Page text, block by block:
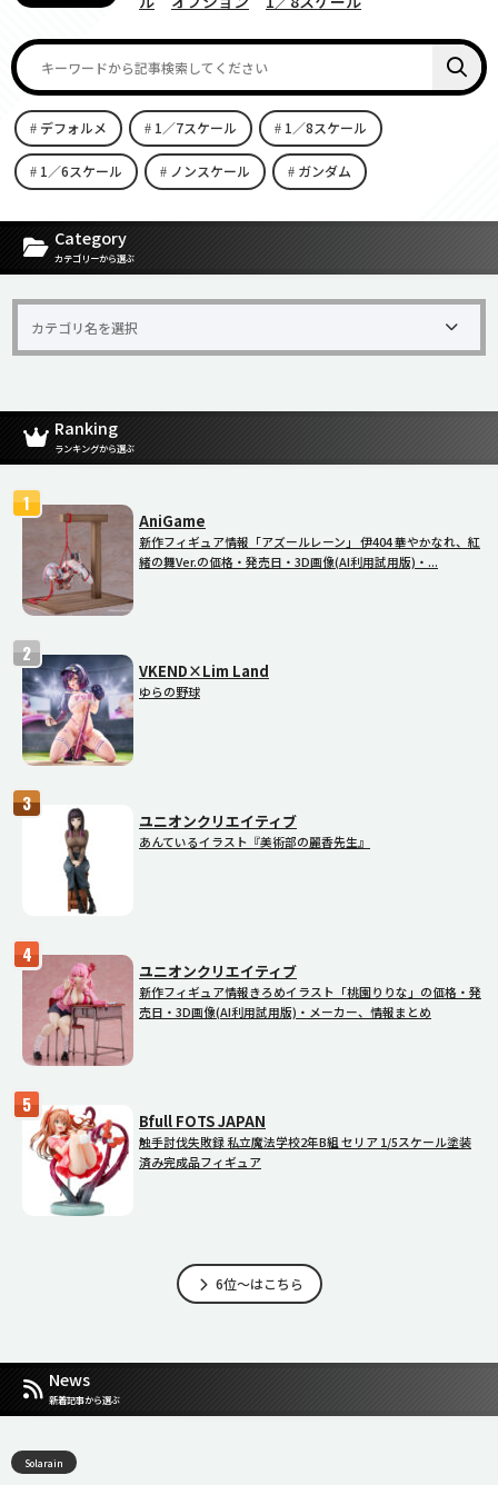
デフォルメ 1／7スケール 1／8スケール
1／6スケール ノンスケール ガンダム
[carousel-horizontal-posts-content-slider id=9342]
Category
カテゴリーから選ぶ
Ranking
ランキングから選ぶ
AniGame
新作フィギュア情報「アズールレーン」 伊404 華やかなれ、紅
緒の舞Ver.の価格・発売日・3D画像(AI利用試用版)・...
VKEND×Lim Land
ゆらの野球
ユニオンクリエイティブ
あんているイラスト『美術部の麗香先生』
ユニオンクリエイティブ
新作フィギュア情報きろめイラスト「桃園りりな」の価格・発
売日・3D画像(AI利用試用版)・メーカー、情報まとめ
Bfull FOTS JAPAN
触手討伐失敗録 私立魔法学校2年B組 セリア 1/5スケール塗装
済み完成品フィギュア
6位～はこちら
News
新着記事から選ぶ
Solarain